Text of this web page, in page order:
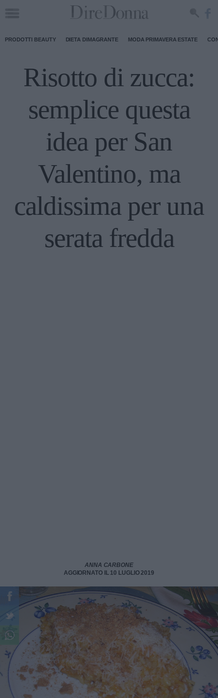
PRODOTTI BEAUTY DIETA DIMAGRANTE MODA PRIMAVERA ESTATE
Risotto di zucca:
semplice questa
idea per San
Valentino, ma
caldissima per una
serata fredda
ANNA CARBONE
AGGIORNATO IL 10 LUGLIO 2019